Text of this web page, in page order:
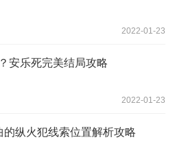
2022-01-23
安乐死完美结局攻略
2022-01-23
的纵火犯线索位置解析攻略